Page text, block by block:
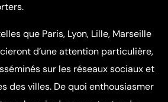
que Paris, Lyon, Lille, Marseille
d’une attention particulière,
sur les réseaux sociaux et
des villes. De quoi enthousiasmer